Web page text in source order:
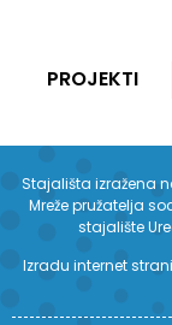
PROJEKTI
Stajališta izražena
Mreže pružatelja
stajalište
Izradu internet